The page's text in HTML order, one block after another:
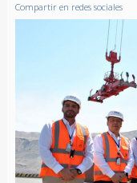
Compartir en redes sociales